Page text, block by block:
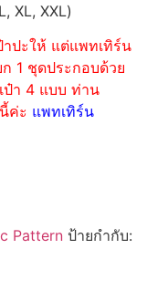
XL, XXL)
ปะให้ แต่แพทเทิร์น
1 ชุดประกอบด้วย
ป๋า 4 แบบ ท่าน
ค่ะ แพทเทิร์น
Pattern ป้ายกำกับ: